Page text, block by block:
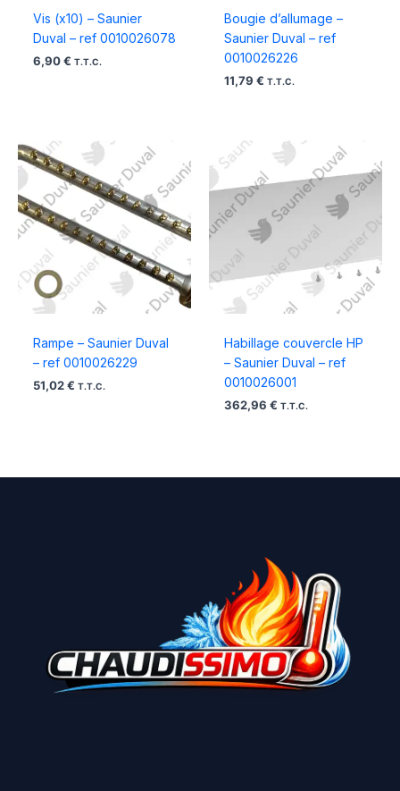
Vis (x10) – Saunier
Duval – ref 0010026078
6,90 € T.T.C.
Bougie d’allumage –
Saunier Duval – ref
0010026226
11,79 € T.T.C.
Rampe – Saunier Duval
– ref 0010026229
51,02 € T.T.C.
Habillage couvercle HP
– Saunier Duval – ref
0010026001
362,96 € T.T.C.